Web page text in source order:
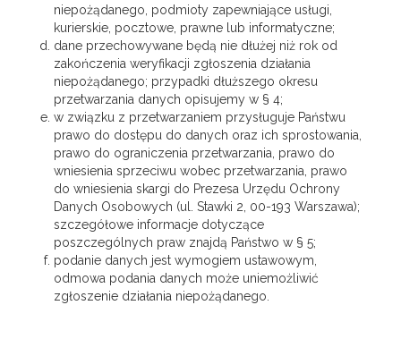
niepożądanego, podmioty zapewniające usługi,
kurierskie, pocztowe, prawne lub informatyczne;
dane przechowywane będą nie dłużej niż rok od
zakończenia weryfikacji zgłoszenia działania
niepożądanego; przypadki dłuższego okresu
przetwarzania danych opisujemy w § 4;
w związku z przetwarzaniem przysługuje Państwu
prawo do dostępu do danych oraz ich sprostowania,
prawo do ograniczenia przetwarzania, prawo do
wniesienia sprzeciwu wobec przetwarzania, prawo
do wniesienia skargi do Prezesa Urzędu Ochrony
Danych Osobowych (ul. Stawki 2, 00-193 Warszawa);
szczegółowe informacje dotyczące
poszczególnych praw znajdą Państwo w § 5;
podanie danych jest wymogiem ustawowym,
odmowa podania danych może uniemożliwić
zgłoszenie działania niepożądanego.